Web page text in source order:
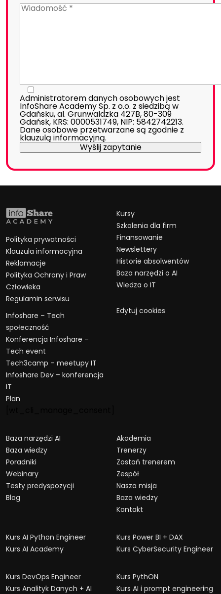
Administratorem danych osobowych jest
InfoShare Academy Sp. z o.o. z siedzibą w
Gdańsku, al. Grunwaldzka 427B, 80-309
Gdańsk, KRS: 0000531749, NIP: 5842742213.
Dane osobowe przetwarzane są zgodnie z
klauzulą informacyjną.
Polityka prywatności
Klauzula informacyjna
Reklamacje
Polityka Ochrony i Praw
Człowieka
Regulamin serwisu
Infoshare – Tech
społeczność
Konferencja Infoshare –
Tech event
Tech3camp – meetupy IT
Infoshare Dev – konferencja
IT
Plan
Kursy
Szkolenia dla firm
Finansowanie
Newslettery
Historie absolwentów
Baza narzędzi o AI
Wiedza o IT
Edytuj cookies
Baza narzędzi AI
Baza wiedzy
Poradniki
Webinary
Testy predyspozycji
Blog
Akademia
Trenerzy
Zostań trenerem
Zespół
Nasza misja
Baza wiedzy
Kontakt
Kurs AI Python Engineer
Kurs AI Academy
Kurs Power BI + DAX
Kurs CyberSecurity Engineer
Kurs DevOps Engineer
Kurs Analityk Danych + AI
Kurs PythON
Kurs AI i prompt engineering